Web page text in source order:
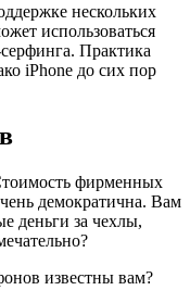
нескольких
использоваться
Практика
iPhone до сих пор
фирменных
демократична. Вам
деньги за чехлы,
известны вам?